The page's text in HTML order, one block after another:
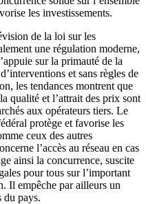
les investissements.
de la loi sur les
une régulation moderne,
sur la primauté de la
et sans règles de
les tendances montrent que
qualité et l’attrait des prix sont
aux opérateurs tiers. Le
protège et favorise les
ceux des autres
l’accès au réseau en cas
ainsi la concurrence, suscite
pour tous sur l’important
Il empêche par ailleurs un
du pays.